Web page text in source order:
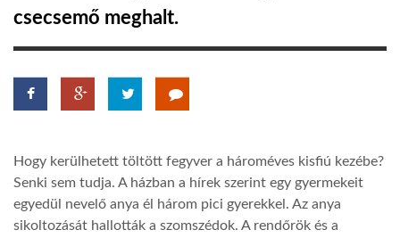
DOBRAVERO.HU
GLOBOBOOK
csecsemő meghalt.
Hogy kerülhetett töltött fegyver a hároméves kisfiú kezébe?
Senki sem tudja. A házban a hírek szerint egy gyermekeit
egyedül nevelő anya él három pici gyerekkel. Az anya
sikoltozását hallották a szomszédok. A rendőrök és a